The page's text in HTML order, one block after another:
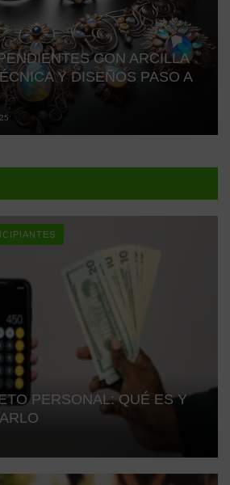
CON ARCILLA
Y DISEÑOS PASO A
PERSONAL: QUÉ ES Y